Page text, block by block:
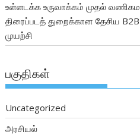
உள்ளடக்க உருவாக்கம் முதல்
திரைப்படத் துறைக்கான தேசிய
முயற்சி
பகுதிகள்
Uncategorized
அரசியல்